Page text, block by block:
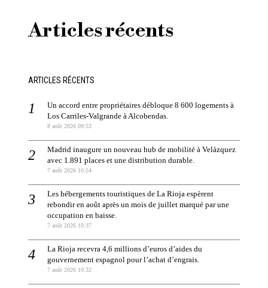
Articles récents
ARTICLES RÉCENTS
Un accord entre propriétaires débloque 8 600 logements à
Los Carriles-Valgrande à Alcobendas.
8 août 2026 09:53
Madrid inaugure un nouveau hub de mobilité à Velázquez
avec 1.891 places et une distribution durable.
7 août 2026 10:54
Les hébergements touristiques de La Rioja espèrent
rebondir en août après un mois de juillet marqué par une
occupation en baisse.
7 août 2026 10:37
La Rioja recevra 4,6 millions d’euros d’aides du
gouvernement espagnol pour l’achat d’engrais.
7 août 2026 10:32